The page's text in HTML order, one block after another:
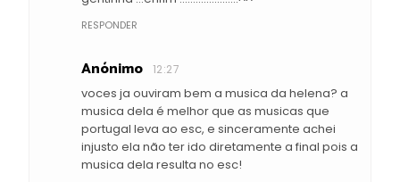
RESPONDER
Anónimo 12:27
voces ja ouviram bem a musica da helena? a
musica dela é melhor que as musicas que
portugal leva ao esc, e sinceramente achei
injusto ela não ter ido diretamente a final pois a
musica dela resulta no esc!